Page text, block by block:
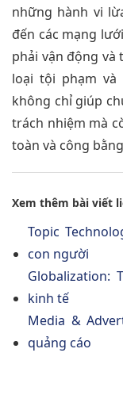
những hành vi
đến các mạng
phải vận động và
loại tội phạm
không chỉ giúp
trách nhiệm mà
toàn và công
Xem thêm bài viết
Topic
con người
Globalization:
kinh tế
Media &
quảng cáo